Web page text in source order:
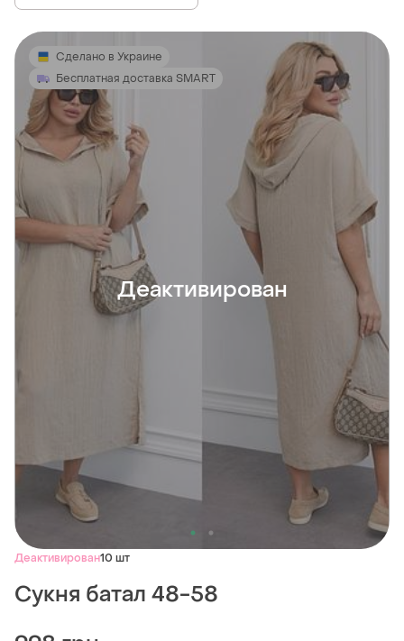
Сделано в Украине
Бесплатная доставка SMART
Деактивирован
Деактивирован10 шт
Сукня батал 48-58